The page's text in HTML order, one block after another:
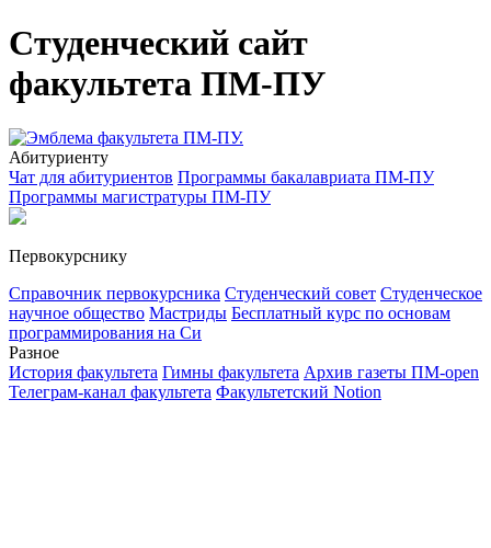
Студенческий сайт
факультета ПМ-ПУ
Абитуриенту
Чат для абитуриентов Программы бакалавриата ПМ-ПУ
Программы магистратуры ПМ-ПУ
Первокурснику
Справочник первокурсника Студенческий совет Студенческое
научное общество Мастриды Бесплатный курс по основам
программирования на Си
Разное
История факультета Гимны факультета Архив газеты ПМ-open
Телеграм-канал факультета Факультетский Notion